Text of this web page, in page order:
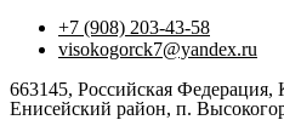
+7 (908) 203-43-58
visokogorck7@yandex.ru
663145, Российская Федерация,
Енисейский район, п.